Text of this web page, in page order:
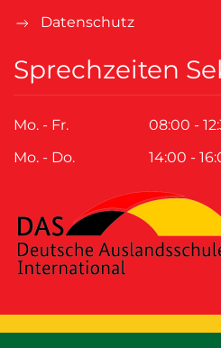
Datenschutz
Sprechzeiten
Mo. - Fr.
08:00 -
Mo. - Do.
14:00 -